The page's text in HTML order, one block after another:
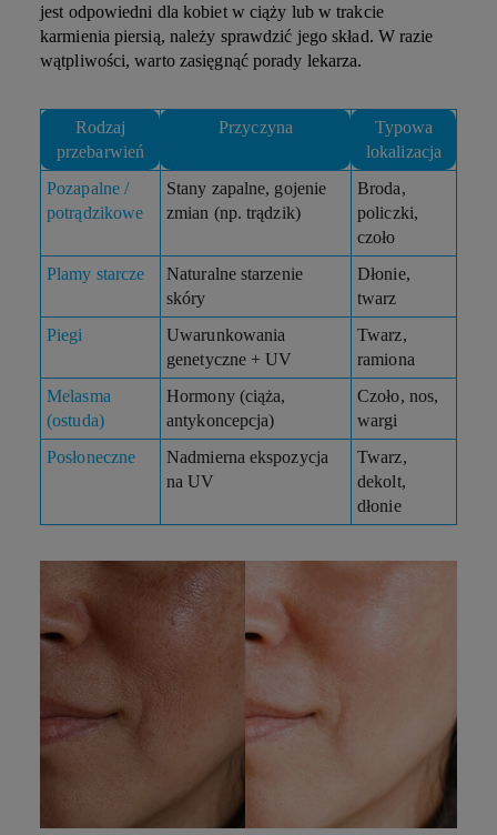
jest odpowiedni dla kobiet w ciąży lub w trakcie
karmienia piersią, należy sprawdzić jego skład. W razie
wątpliwości, warto zasięgnąć porady lekarza.
Rodzaj
przebarwień
Przyczyna
Typowa
lokalizacja
Pozapalne /
potrądzikowe
Stany zapalne, gojenie
zmian (np. trądzik)
Broda,
policzki,
czoło
Plamy starcze
Naturalne starzenie
skóry
Dłonie,
twarz
Piegi
Uwarunkowania
genetyczne + UV
Twarz,
ramiona
Melasma
(ostuda)
Hormony (ciąża,
antykoncepcja)
Czoło, nos,
wargi
Posłoneczne
Nadmierna ekspozycja
na UV
Twarz,
dekolt,
dłonie